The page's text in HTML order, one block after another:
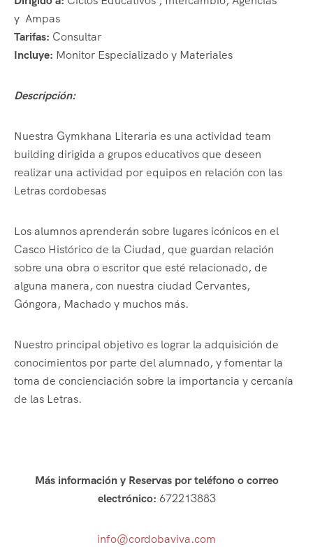
y Ampas
Tarifas: Consultar
Incluye: Monitor Especializado y Materiales
Descripción:
Nuestra Gymkhana Literaria es una actividad team
building dirigida a grupos educativos que deseen
realizar una actividad por equipos en relación con las
Letras cordobesas
Los alumnos aprenderán sobre lugares icónicos en el
Casco Histórico de la Ciudad, que guardan relación
sobre una obra o escritor que esté relacionado, de
alguna manera, con nuestra ciudad Cervantes,
Góngora, Machado y muchos más.
Nuestro principal objetivo es lograr la adquisición de
conocimientos por parte del alumnado, y fomentar la
toma de concienciación sobre la importancia y cercanía
de las Letras.
Más información y Reservas por teléfono o correo
electrónico: 672213883
info@cordobaviva.com